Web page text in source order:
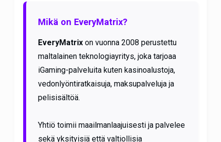
Mikä on EveryMatrix?
EveryMatrixon vuonna 2008 perustettu
maltalainen teknologiayritys, joka tarjoaa
iGaming-palveluita kuten kasinoalustoja,
vedonlyöntiratkaisuja, maksupalveluja ja
pelisisältöä.
Yhtiö toimii maailmanlaajuisesti ja palvelee
sekä yksityisiä että valtiollisia